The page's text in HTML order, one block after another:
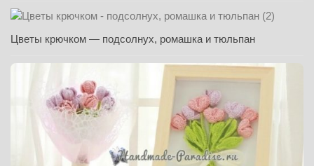
Цветы крючком — подсолнух, ромашка и тюльпан